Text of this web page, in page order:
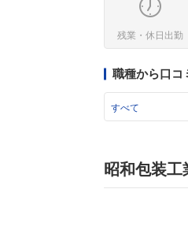
残業・休日出勤
職種から口コ
すべて
昭和包装工